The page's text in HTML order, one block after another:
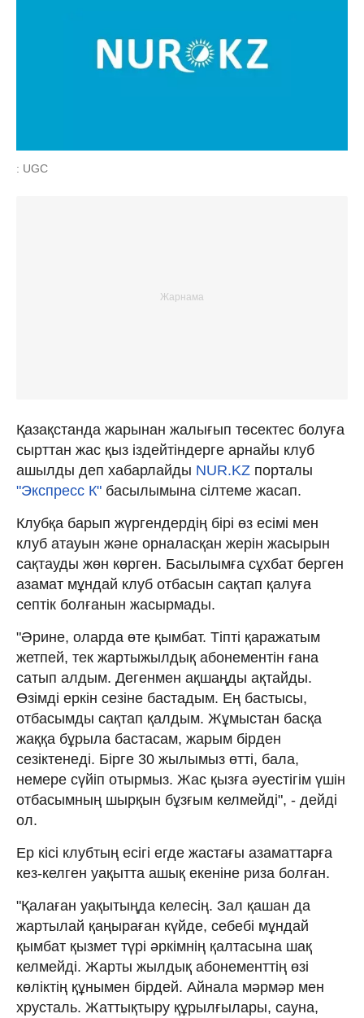
: UGC
Қазақстанда жарынан жалығып төсектес болуға
сырттан жас қыз іздейтіндерге арнайы клуб
ашылды деп хабарлайды NUR.KZ порталы
"Экспресс К" басылымына сілтеме жасап.
Клубқа барып жүргендердің бірі өз есімі мен
клуб атауын және орналасқан жерін жасырын
сақтауды жөн көрген. Басылымға сұхбат берген
азамат мұндай клуб отбасын сақтап қалуға
септік болғанын жасырмады.
"Әрине, оларда өте қымбат. Тіпті қаражатым
жетпей, тек жартыжылдық абонементін ғана
сатып алдым. Дегенмен ақшаңды ақтайды.
Өзімді еркін сезіне бастадым. Ең бастысы,
отбасымды сақтап қалдым. Жұмыстан басқа
жаққа бұрыла бастасам, жарым бірден
сезіктенеді. Бірге 30 жылымыз өтті, бала,
немере сүйіп отырмыз. Жас қызға әуестігім үшін
отбасымның шырқын бұзғым келмейді", - дейді
ол.
Ер кісі клубтың есігі егде жастағы азаматтарға
кез-келген уақытта ашық екеніне риза болған.
"Қалаған уақытыңда келесің. Зал қашан да
жартылай қаңыраған күйде, себебі мұндай
қымбат қызмет түрі әркімнің қалтасына шақ
келмейді. Жарты жылдық абонементтің өзі
көліктің құнымен бірдей. Айнала мәрмәр мен
хрусталь. Жаттықтыру құрылғылары, сауна,